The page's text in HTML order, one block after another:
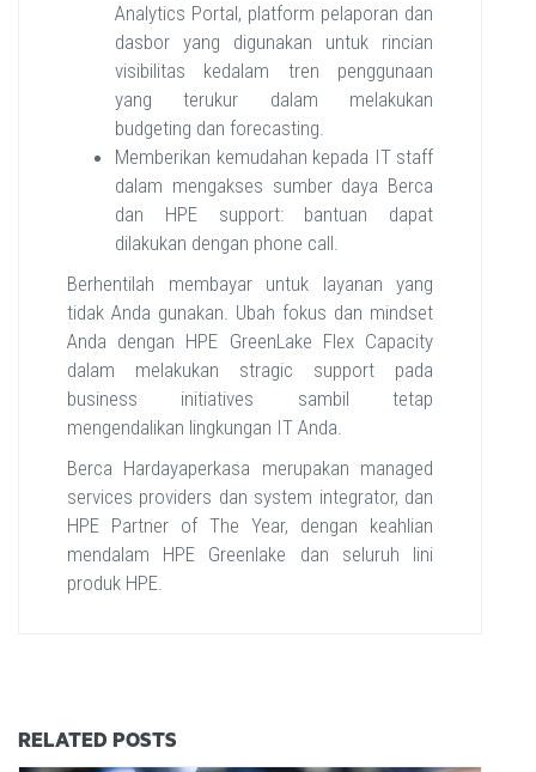
Analytics Portal, platform pelaporan dan
dasbor yang digunakan untuk rincian
visibilitas kedalam tren penggunaan
yang terukur dalam melakukan
budgeting dan forecasting.
Memberikan kemudahan kepada IT staff
dalam mengakses sumber daya Berca
dan HPE support: bantuan dapat
dilakukan dengan phone call.
Berhentilah membayar untuk layanan yang
tidak Anda gunakan. Ubah fokus dan mindset
Anda dengan HPE GreenLake Flex Capacity
dalam melakukan stragic support pada
business initiatives sambil tetap
mengendalikan lingkungan IT Anda.
Berca Hardayaperkasa merupakan managed
services providers dan system integrator, dan
HPE Partner of The Year, dengan keahlian
mendalam HPE Greenlake dan seluruh lini
produk HPE.
RELATED POSTS